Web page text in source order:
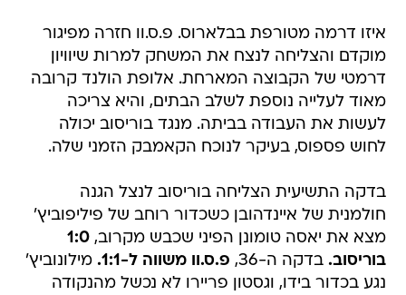
איזו דרמה מטורפת בבלארוס. פ.ס.וו חזרה מפיגור
מוקדם והצליחה לנצח את המשחק למרות שיוויון
דרמטי של הקבוצה המארחת. אלופת הולנד קרובה
מאוד לעלייה נוספת לשלב הבתים, והיא צריכה
לעשות את העבודה בביתה. מנגד בוריסוב יכולה
לחוש פספוס, בעיקר לנוכח הקאמבק הזמני שלה.
בדקה התשיעית הצליחה בוריסוב לנצל הגנה
חולמנית של איינדהובן כשכדור רוחב של פיליפוביץ'
מצא את יאסה טומונן הפיני שכבש מקרוב,1:0
בוריסוב. בדקה ה-36, פ.ס.וו משווה ל-1:1.
מילונוביץ'
נגע בכדור בידו, וגסטון פריירו לא נכשל מהנקודה